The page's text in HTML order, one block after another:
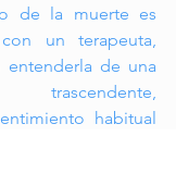
de la muerte es
un terapeuta,
de una
habitual